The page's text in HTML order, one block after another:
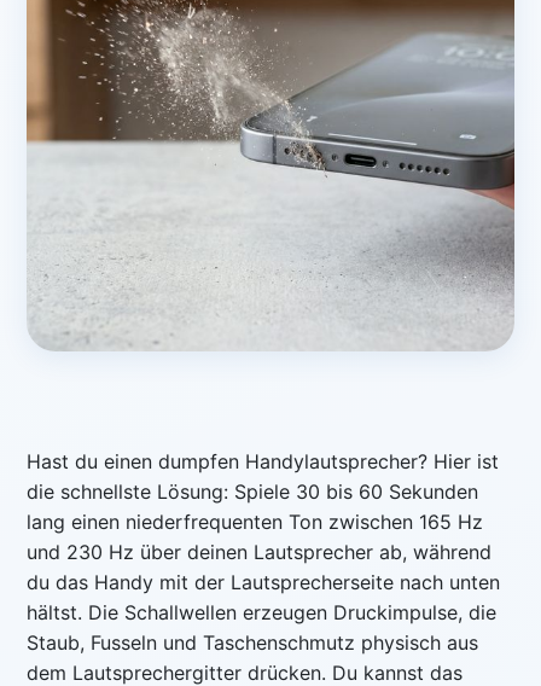
Hast du einen dumpfen Handylautsprecher? Hier ist
die schnellste Lösung: Spiele 30 bis 60 Sekunden
lang einen niederfrequenten Ton zwischen 165 Hz
und 230 Hz über deinen Lautsprecher ab, während
du das Handy mit der Lautsprecherseite nach unten
hältst. Die Schallwellen erzeugen Druckimpulse, die
Staub, Fusseln und Taschenschmutz physisch aus
dem Lautsprechergitter drücken. Du kannst das